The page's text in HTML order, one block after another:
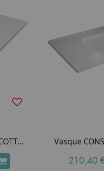
Plan de toilette 1000 WHITE COTTON 16 mm - SALGAR Réf. 96864
210,40